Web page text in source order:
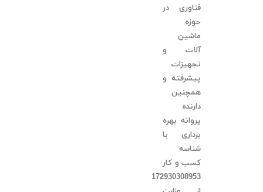
فناوری در
حوزه
ماشین
آلات و
تجهیزات
پیشرفته و
همچنین
دارنده
پروانه بهره
برداری با
شناسه
کسب و کار
172930308953